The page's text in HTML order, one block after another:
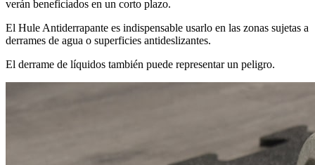
verán beneficiados en un corto plazo.
El Hule Antiderrapante es indispensable usarlo en las zonas sujetas a
derrames de agua o superficies antideslizantes.
El derrame de líquidos también puede representar un peligro.